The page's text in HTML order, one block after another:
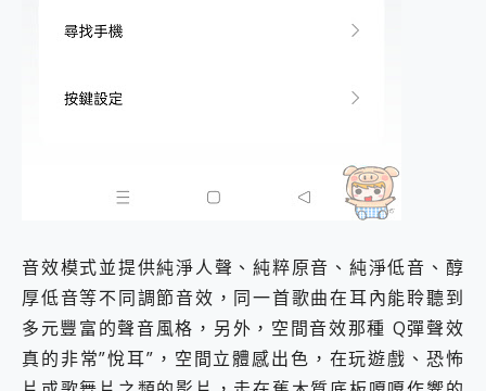
音效模式並提供純淨人聲、純粹原音、純淨低音、醇
厚低音等不同調節音效，同一首歌曲在耳內能聆聽到
多元豐富的聲音風格，另外，空間音效那種 Q彈聲效
真的非常”悅耳”，空間立體感出色，在玩遊戲、恐怖